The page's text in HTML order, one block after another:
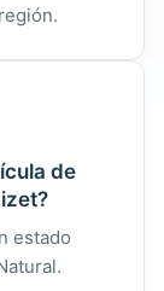
de
estado